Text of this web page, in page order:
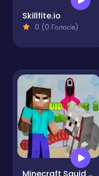
Skillfite.io
0 (0 Голосів)